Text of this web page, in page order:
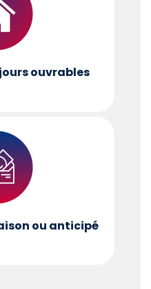
ouvrables
ou anticipé